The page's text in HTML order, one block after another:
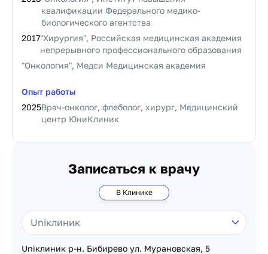
квалификации Федерального медико-
биологического агентства
2017"Хирургия", Российская медицинская академия
непрерывного профессионального образования
"Онкология", Медси Медицинская академия
Опыт работы
2025Врач-онколог, флеболог, хирург, Медицинский
центр ЮниКлиник
Записаться к врачу
В Клинике
Uniклиник р-н. Бибирево ул. Мурановская, 5